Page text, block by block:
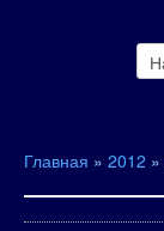
Главная » 2012 »